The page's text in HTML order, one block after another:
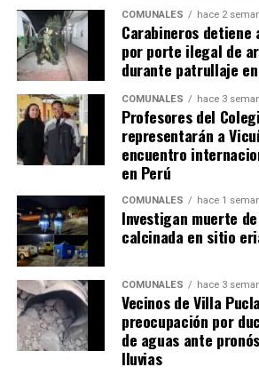
COMUNALES hace 2
Carabineros detiene
por porte ilegal de
durante patrullaje
COMUNALES hace 3
Profesores del
representarán a
encuentro
en Perú
COMUNALES hace 1
Investigan muerte
calcinada en sitio
COMUNALES hace 3
Vecinos de Villa
preocupación por
de aguas ante
lluvias